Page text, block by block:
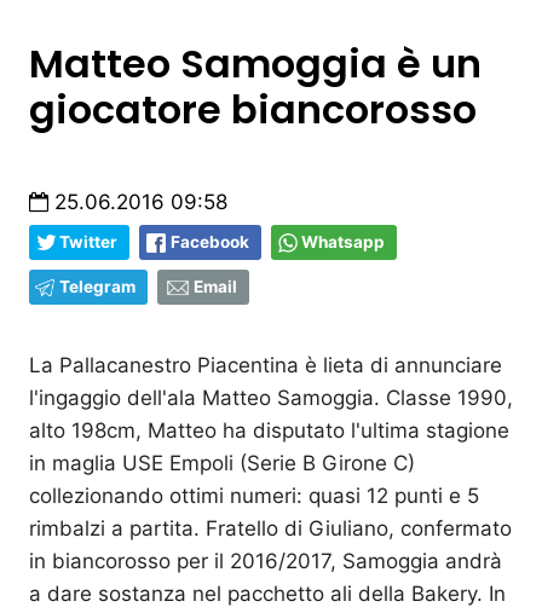
Matteo Samoggia è un
giocatore biancorosso
25.06.2016 09:58
Twitter Facebook Whatsapp
Telegram Email
La Pallacanestro Piacentina è lieta di annunciare
l'ingaggio dell'ala Matteo Samoggia. Classe 1990,
alto 198cm, Matteo ha disputato l'ultima stagione
in maglia USE Empoli (Serie B Girone C)
collezionando ottimi numeri: quasi 12 punti e 5
rimbalzi a partita. Fratello di Giuliano, confermato
in biancorosso per il 2016/2017, Samoggia andrà
a dare sostanza nel pacchetto ali della Bakery. In